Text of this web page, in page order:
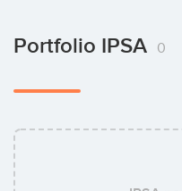
Portfolio IPSA 0